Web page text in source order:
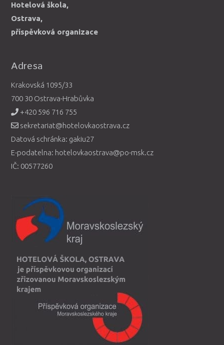
Hotelová škola,
Ostrava,
příspěvková organizace
Adresa
Krakovská 1095/33
700 30 Ostrava-Hrabůvka
+420 596 716 755
sekretariat@hotelovkaostrava.cz
Datová schránka: gakiu27
E-podatelna: hotelovkaostrava@po-msk.cz
IČ: 00577260